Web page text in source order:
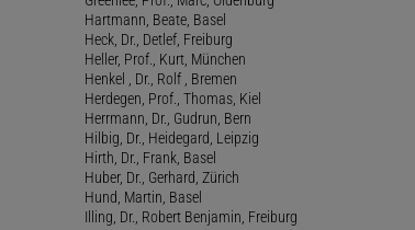
Hartmann, Beate, Basel
Heck, Dr., Detlef, Freiburg
Heller, Prof., Kurt, München
Henkel , Dr., Rolf , Bremen
Herdegen, Prof., Thomas, Kiel
Herrmann, Dr., Gudrun, Bern
Hilbig, Dr., Heidegard, Leipzig
Hirth, Dr., Frank, Basel
Huber, Dr., Gerhard, Zürich
Hund, Martin, Basel
Illing, Dr., Robert Benjamin, Freiburg